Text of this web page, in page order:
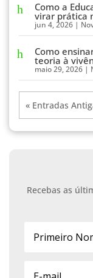
Como a
virar prática
jun 4, 2026 |
Como
teoria à
maio 29, 2026 |
« Entradas
Recebas as